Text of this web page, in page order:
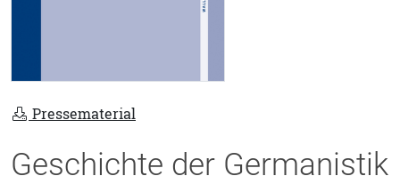
Pressematerial
Geschichte der Germanistik